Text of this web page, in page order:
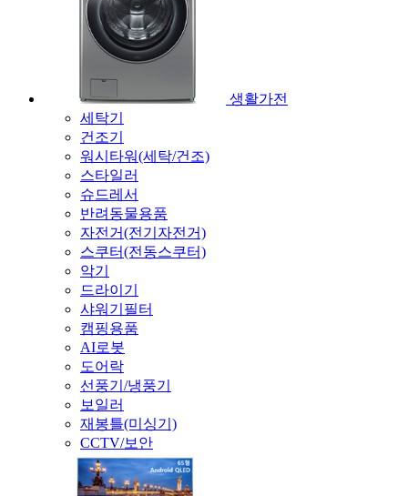
생활가전
세탁기
건조기
워시타워(세탁/건조)
스타일러
슈드레서
반려동물용품
자전거(전기자전거)
스쿠터(전동스쿠터)
악기
드라이기
샤워기필터
캠핑용품
AI로봇
도어락
선풍기/냉풍기
보일러
재봉틀(미싱기)
CCTV/보안